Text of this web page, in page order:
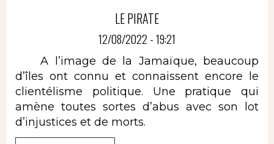
LE PIRATE
12/08/2022 - 19:21
A l’image de la Jamaïque, beaucoup
d’îles ont connu et connaissent encore le
clientélisme politique. Une pratique qui
amène toutes sortes d’abus avec son lot
d’injustices et de morts.